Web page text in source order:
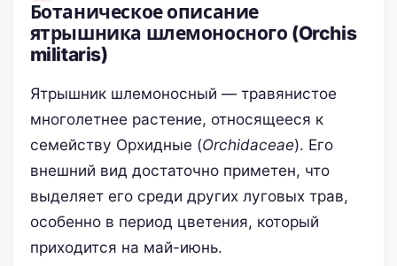
Ботаническое описание
ятрышника шлемоносного (Orchis
militaris)
Ятрышник шлемоносный — травянистое
многолетнее растение, относящееся к
семейству Орхидные (Orchidaceae). Его
внешний вид достаточно приметен, что
выделяет его среди других луговых трав,
особенно в период цветения, который
приходится на май-июнь.